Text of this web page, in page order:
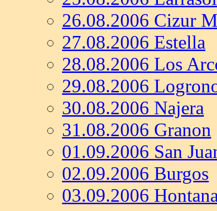
26.08.2006 Cizur
27.08.2006 Estella
28.08.2006 Los
29.08.2006
30.08.2006 Najera
31.08.2006 Granon
01.09.2006 San
02.09.2006 Burgos
03.09.2006